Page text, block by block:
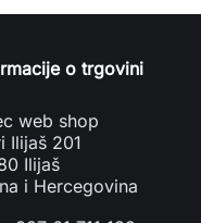
o trgovini
web shop
Ilijaš 201
Ilijaš
i Hercegovina